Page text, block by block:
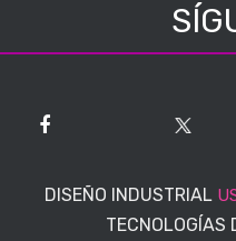
DISEÑO INDUSTRIAL
TECNOLOGÍAS